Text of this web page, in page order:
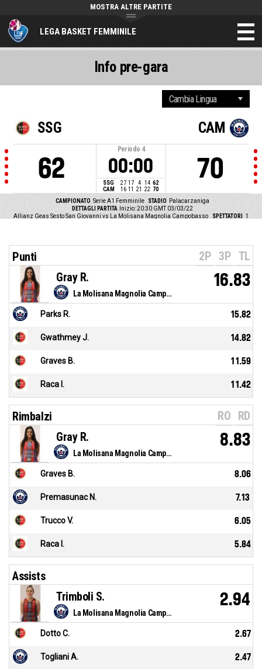
LEGA BASKET FEMMINILE
MOSTRA ALTRE PARTITE
SSG
62
Periodo 4
00:00
SSG 27 17 4 14 62
CAM
16 11 21 22 70
CAM
70
CAMPIONATO Serie A1 Femminile STADIO Palacarzaniga
DETTAGLI PARTITA
Inizio: 20:30 GMT 03/03/22
Allianz Geas Sesto San Giovanni vs La Molisana Magnolia Campobasso
SPETTATORI 1
Info pre-gara
Punti 2P 3P TL
La Molisana Magnolia Campobasso
Gray R. 16.83
Parks R. 15.82
Gwathmey J. 14.82
Graves B. 11.59
Raca I. 11.42
Rimbalzi RO RD
La Molisana Magnolia Campobasso
Gray R. 8.83
Graves B. 8.06
Premasunac N. 7.13
Trucco V. 6.05
Raca I. 5.84
Assists
La Molisana Magnolia Campobasso
Trimboli S. 2.94
Dotto C. 2.67
Togliani A. 2.47